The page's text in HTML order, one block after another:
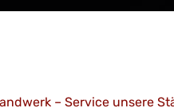
– Service unsere